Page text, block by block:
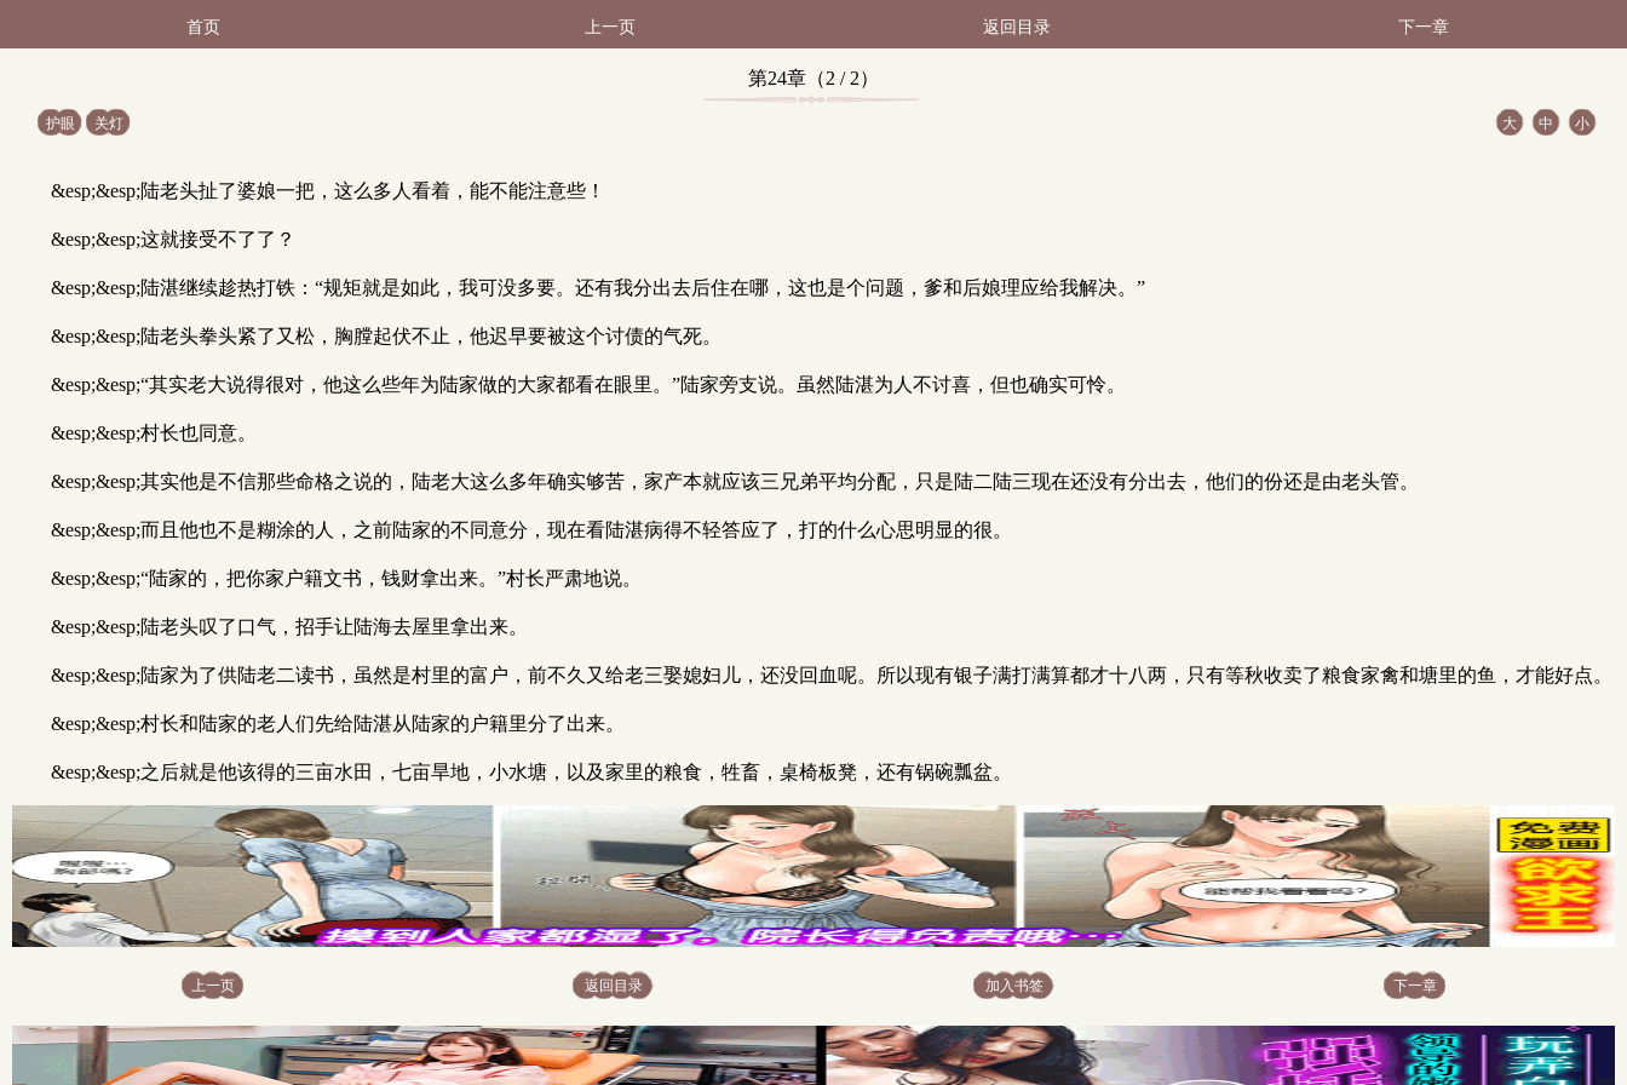
首页 上一页 返回目录 下一章
第24章（2 / 2）
护眼 关灯 大 中 小
&esp;&esp;陆老头扯了婆娘一把，这么多人看着，能不能注意些！
&esp;&esp;这就接受不了了？
&esp;&esp;陆湛继续趁热打铁：“规矩就是如此，我可没多要。还有我分出去后住在哪，这也是个问题，爹和后娘理应给我解决。”
&esp;&esp;陆老头拳头紧了又松，胸膛起伏不止，他迟早要被这个讨债的气死。
&esp;&esp;“其实老大说得很对，他这么些年为陆家做的大家都看在眼里。”陆家旁支说。虽然陆湛为人不讨喜，但也确实可怜。
&esp;&esp;村长也同意。
&esp;&esp;其实他是不信那些命格之说的，陆老大这么多年确实够苦，家产本就应该三兄弟平均分配，只是陆二陆三现在还没有分出去，他们的份还是由老头管。
&esp;&esp;而且他也不是糊涂的人，之前陆家的不同意分，现在看陆湛病得不轻答应了，打的什么心思明显的很。
&esp;&esp;“陆家的，把你家户籍文书，钱财拿出来。”村长严肃地说。
&esp;&esp;陆老头叹了口气，招手让陆海去屋里拿出来。
&esp;&esp;陆家为了供陆老二读书，虽然是村里的富户，前不久又给老三娶媳妇儿，还没回血呢。所以现有银子满打满算都才十八两，只有等秋收卖了粮食家禽和塘里的鱼，才能好点。
&esp;&esp;村长和陆家的老人们先给陆湛从陆家的户籍里分了出来。
&esp;&esp;之后就是他该得的三亩水田，七亩旱地，小水塘，以及家里的粮食，牲畜，桌椅板凳，还有锅碗瓢盆。
上一页 返回目录 加入书签 下一章